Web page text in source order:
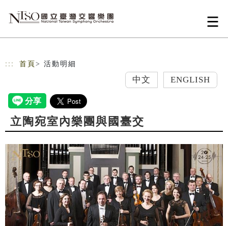
::: 首頁 > 活動明細
中文 ENGLISH
立陶宛室內樂團與國臺交